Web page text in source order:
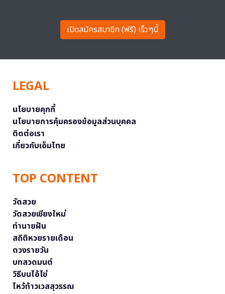
เปิดสมัครสมาชิก (ฟรี) เร็วๆนี้
LEGAL
นโยบายคุกกี้
นโยบายการคุ้มครองข้อมูลส่วนบุคคล
ติดต่อเรา
เกี่ยวกับเอ็มไทย
TOP CONTENT
วัดสวย
วัดสวยเชียงใหม่
ทำนายฝัน
สถิติหวยรายเดือน
ดวงรายวัน
บทสวดมนต์
วิธีบนไอ้ไข่
ไหว้ท้าวเวสสุวรรณ